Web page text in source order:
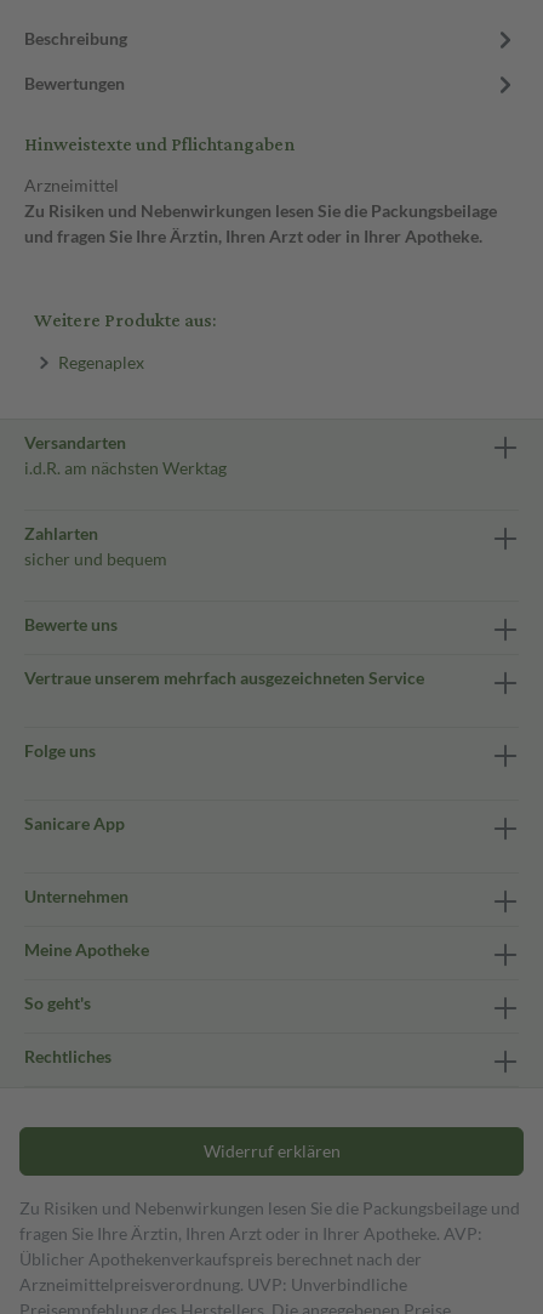
Beschreibung
Bewertungen
Hinweistexte und Pflichtangaben
Arzneimittel
Zu Risiken und Nebenwirkungen lesen Sie die Packungsbeilage
und fragen Sie Ihre Ärztin, Ihren Arzt oder in Ihrer Apotheke.
Weitere Produkte aus:
Regenaplex
Versandarten
i.d.R. am nächsten Werktag
Zahlarten
sicher und bequem
Bewerte uns
Vertraue unserem mehrfach ausgezeichneten Service
Folge uns
Sanicare App
Unternehmen
Meine Apotheke
So geht's
Rechtliches
Widerruf erklären
Zu Risiken und Nebenwirkungen lesen Sie die Packungsbeilage und
fragen Sie Ihre Ärztin, Ihren Arzt oder in Ihrer Apotheke. AVP:
Üblicher Apothekenverkaufspreis berechnet nach der
Arzneimittelpreisverordnung. UVP: Unverbindliche
Preisempfehlung des Herstellers. Die angegebenen Preise